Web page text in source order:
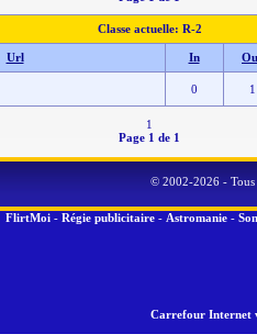
Classe actuelle: R-2
Url In
0 1
1
Page 1 de 1
© 2002-2026 - Tous
FlirtMoi - Régie publicitaire - Astromanie -
Carrefour Internet